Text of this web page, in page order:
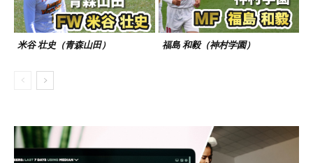
米谷 壮史（青森山田） 福島 和毅（神村学園）